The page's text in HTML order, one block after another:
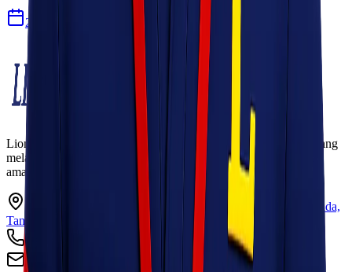
27 Jul 2026
Lionel Express adalah perusahaan jasa pengiriman terpercaya yang
melayani pengiriman barang ke seluruh Indonesia dengan cepat,
aman, dan harga kompetitif.
Ruko Garden Square Blok G No. 11-12 Jurumudi baru, Benda,
Tangerang, Banten 15124
+62 813 8838 8182
info@lionelexpress.com